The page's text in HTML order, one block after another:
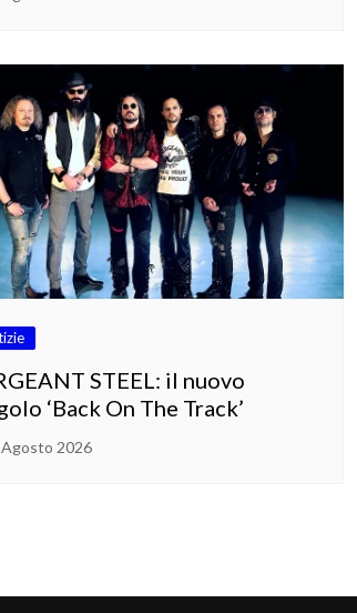
STEEL: il nuovo
‘Back On The Track’
Agosto 2026